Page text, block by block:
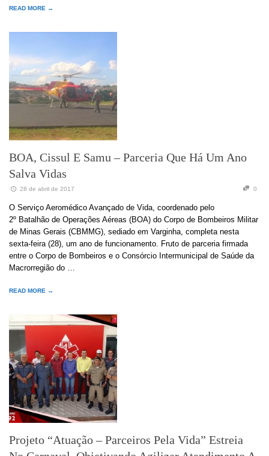
READ MORE →
BOA, Cissul E Samu – Parceria Que Há Um Ano
Salva Vidas
28 de abril de 2017 0
O Serviço Aeromédico Avançado de Vida, coordenado pelo
2º Batalhão de Operações Aéreas (BOA) do Corpo de Bombeiros Militar
de Minas Gerais (CBMMG), sediado em Varginha, completa nesta
sexta-feira (28), um ano de funcionamento. Fruto de parceria firmada
entre o Corpo de Bombeiros e o Consórcio Intermunicipal de Saúde da
Macrorregião do …
READ MORE →
Projeto “Atuação – Parceiros Pela Vida” Estreia